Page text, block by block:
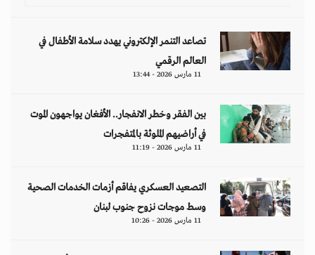
تصاعد التنمر الإلكتروني يهدد سلامة الأطفال في
العالم الرقمي
11 مارس 2026 - 13:44
بين الفقر وخطر الانفجار.. الأفغان يواجهون الموت
في أراضيهم الملوثة بالمتفجرات
11 مارس 2026 - 11:19
التصعيد العسكري يفاقم أزمات الخدمات الصحية
وسط موجات نزوح جنوب لبنان
11 مارس 2026 - 10:26